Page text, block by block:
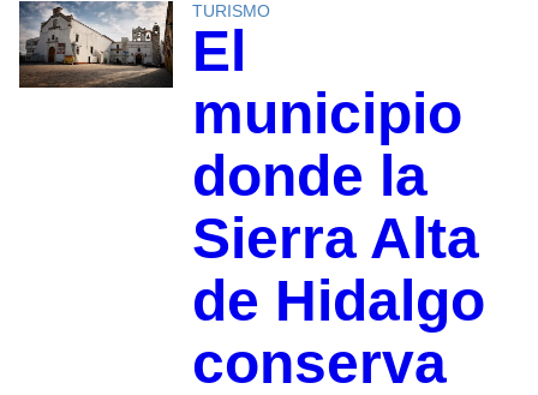
TURISMO
El
municipio
donde la
Sierra Alta
de Hidalgo
conserva